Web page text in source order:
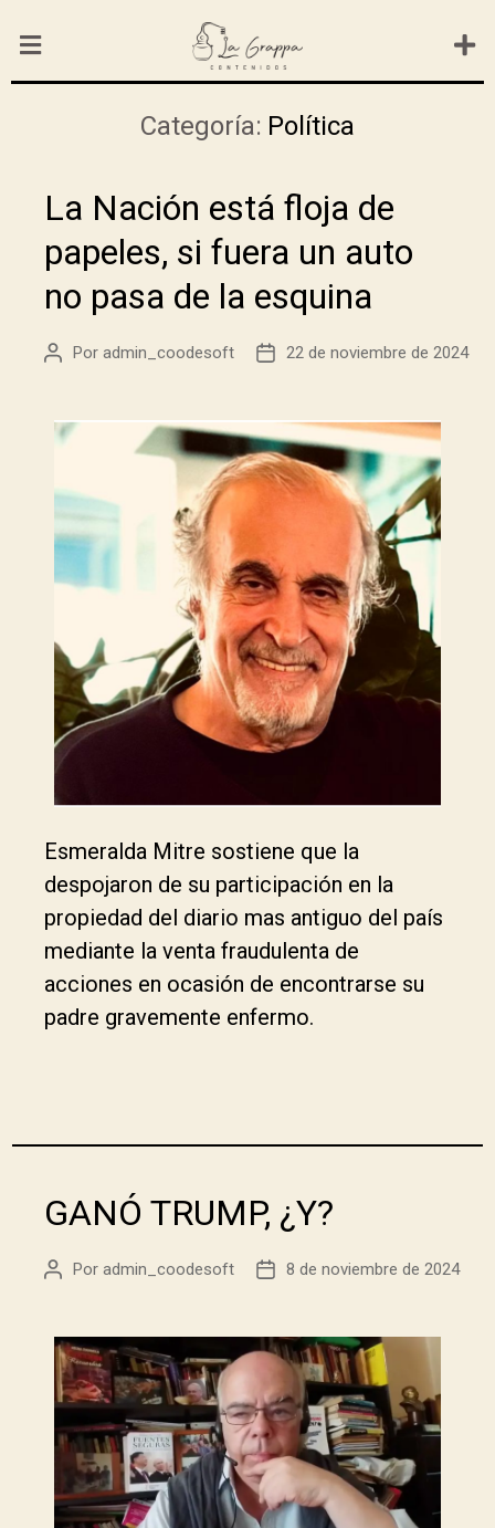
Categoría: Política
La Nación está floja de
papeles, si fuera un auto
no pasa de la esquina
Por admin_coodesoft 22 de noviembre de 2024
Esmeralda Mitre sostiene que la
despojaron de su participación en la
propiedad del diario mas antiguo del país
mediante la venta fraudulenta de
acciones en ocasión de encontrarse su
padre gravemente enfermo.
GANÓ TRUMP, ¿Y?
Por admin_coodesoft 8 de noviembre de 2024